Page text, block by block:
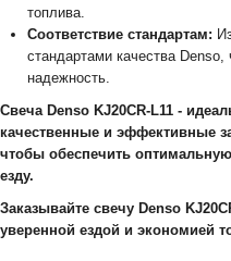
топлива.
Соответствие стандартам:
стандартами качества Denso,
надежность.
Свеча Denso KJ20CR-L11 -
качественные и эффективные
чтобы обеспечить
езду.
Заказывайте свечу Denso
уверенной ездой и экономией